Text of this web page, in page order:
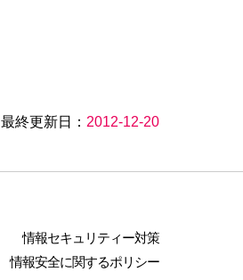
最終更新日： 2012-12-20
情報セキュリティー対策
情報安全に関するポリシー